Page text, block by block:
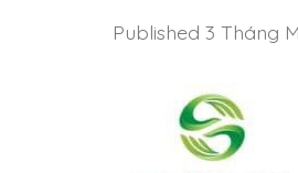
Published 3 Tháng